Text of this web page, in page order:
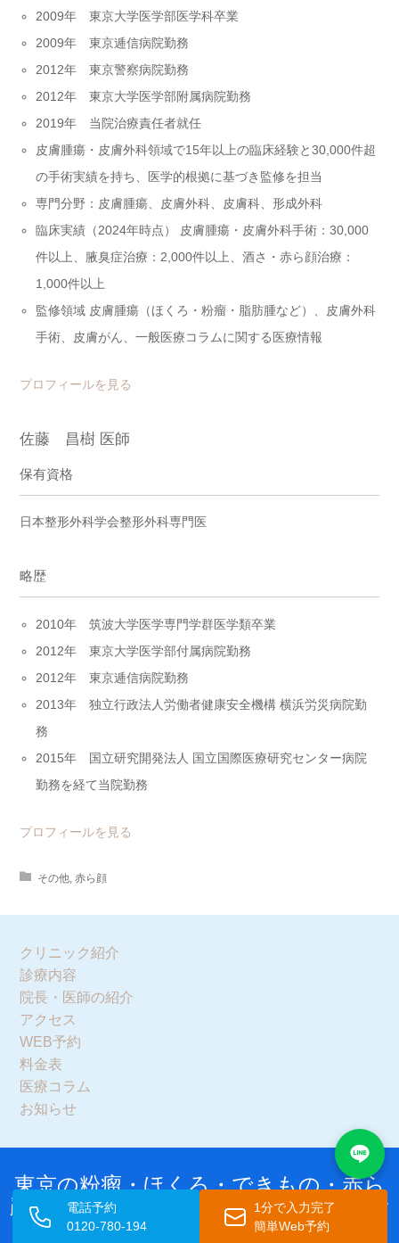
2009年 東京大学医学部医学科卒業
2009年 東京逓信病院勤務
2012年 東京警察病院勤務
2012年 東京大学医学部附属病院勤務
2019年 当院治療責任者就任
皮膚腫瘍・皮膚外科領域で15年以上の臨床経験と30,000件超
の手術実績を持ち、医学的根拠に基づき監修を担当
専門分野：皮膚腫瘍、皮膚外科、皮膚科、形成外科
臨床実績（2024年時点） 皮膚腫瘍・皮膚外科手術：30,000
件以上、腋臭症治療：2,000件以上、酒さ・赤ら顔治療：
1,000件以上
監修領域 皮膚腫瘍（ほくろ・粉瘤・脂肪腫など）、皮膚外科
手術、皮膚がん、一般医療コラムに関する医療情報
プロフィールを見る
佐藤 昌樹 医師
保有資格
日本整形外科学会整形外科専門医
略歴
2010年 筑波大学医学専門学群医学類卒業
2012年 東京大学医学部付属病院勤務
2012年 東京逓信病院勤務
2013年 独立行政法人労働者健康安全機構 横浜労災病院勤
務
2015年 国立研究開発法人 国立国際医療研究センター病院
勤務を経て当院勤務
プロフィールを見る
その他 赤ら顔
クリニック紹介
診療内容
院長・医師の紹介
アクセス
WEB予約
料金表
医療コラム
お知らせ
東京の粉瘤・ほくろ・できもの・赤ら
顔・ワキガ治療 アイシークリニック新
宿院 皮膚科・形成外科
電話予約
0120-780-194
1分で入力完了
簡単Web予約